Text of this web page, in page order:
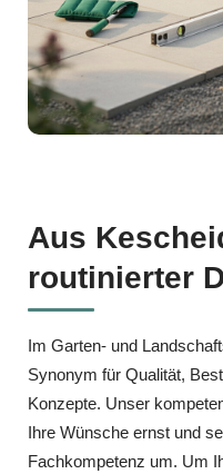
Aus
routinierter
Im Garten‑ und
Synonym für Qualität,
Konzepte. Unser
Ihre Wünsche ernst und
Fachkompetenz um. Um